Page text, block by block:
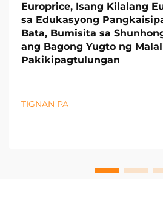
Europrice, Isang Kilalang
sa Edukasyong
Bata, Bumisita sa
ang Bagong Yugto ng
Pakikipagtulungan
TIGNAN PA